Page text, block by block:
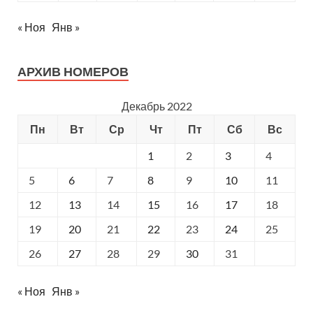
« Ноя Янв »
АРХИВ НОМЕРОВ
Декабрь 2022
Пн
Вт Ср Чт Пт Сб
Вс
1
2 3
4
5
6 7 8 9 10
11
12
13 14 15 16 17
18
19
20 21 22 23 24
25
26
27 28 29 30 31
« Ноя Янв »